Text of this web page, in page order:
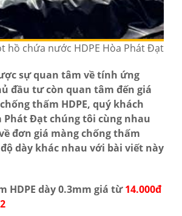
hồ chứa nước HDPE Hòa Phát Đạt
sự quan tâm về tính ứng
đầu tư còn quan tâm đến giá
thấm HDPE, quý khách
Phát Đạt chúng tôi cùng nhau
đơn giá màng chống thấm
độ dày khác nhau với bài viết này
HDPE dày 0.3mm giá từ14.000đ